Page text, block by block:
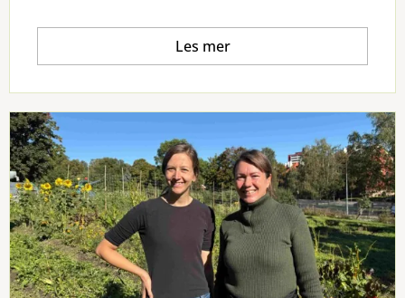
Les mer